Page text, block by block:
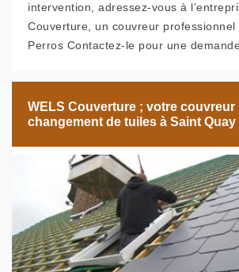
intervention, adressez-vous à
Couverture, un couvreur professionnel
Perros Contactez-le pour une
WELS Couverture ; votre couvreur
changement de tuiles à Saint